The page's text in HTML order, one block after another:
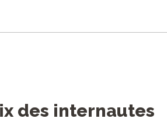
des internautes